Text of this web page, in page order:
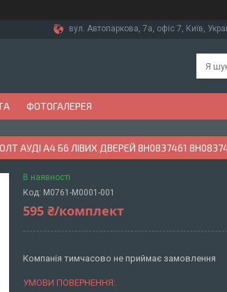
вул. Автопаркова, 7а, офіс 7, Київ,
ФОТОГАЛЕРЕЯ
АУДІ А4 Б6 ЛІВИХ ДВЕРЕЙ 8H0837461
В наявності
Код: M0761-M0001-001
595 ₴/комплект
Компанія тимчасово не приймає замовлення